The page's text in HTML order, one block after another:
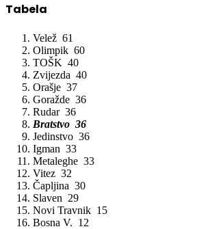
Tabela
Velež 61
Olimpik 60
TOŠK 40
Zvijezda 40
Orašje 37
Goražde 36
Rudar 36
Bratstvo 36
Jedinstvo 36
Igman 33
Metaleghe 33
Vitez 32
Čapljina 30
Slaven 29
Novi Travnik 15
Bosna V. 12